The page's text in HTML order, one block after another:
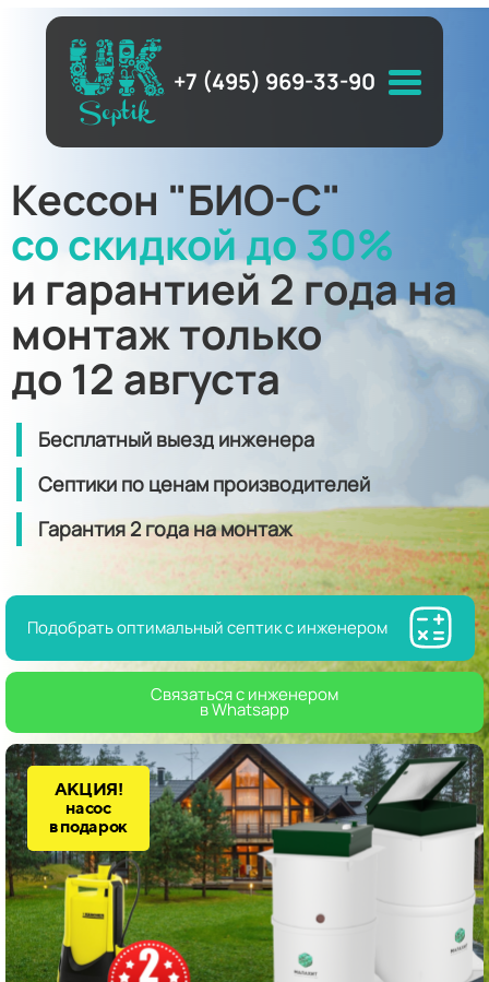
+7 (495) 969-33-90
Кессон "БИО-С"
со скидкой до 30%
и гарантией 2 года на
монтаж только
до 12 августа
Бесплатный выезд инженера
Септики по ценам производителей
Гарантия2 годана монтаж
Подобрать оптимальный септик с инженером
Связаться с инженером
в Whatsapp
АКЦИЯ!
насос
в подарок